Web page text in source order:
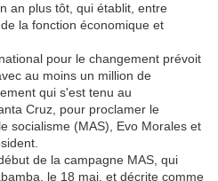
an plus tôt, qui établit, entre
la fonction économique et
pour le changement prévoit
au moins un million de
qui s'est tenu au
Cruz, pour proclamer le
socialisme (MAS), Evo Morales et
de la campagne MAS, qui
le 18 mai, et décrite comme